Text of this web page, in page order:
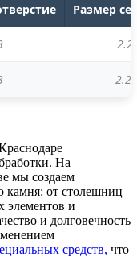
Размер
2.2
2.2.
На
мы создаем
камня: от столешниц
элементов и
и долговечность
средств, что